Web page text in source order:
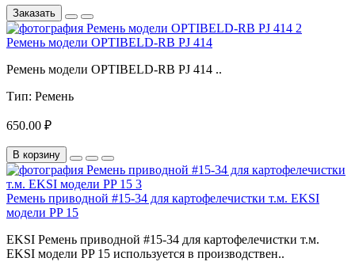
Заказать
Ремень модели OPTIBELD-RB PJ 414
Ремень модели OPTIBELD-RB PJ 414 ..
Тип: Ремень
650.00 ₽
В корзину
Ремень приводной #15-34 для картофелечистки т.м. EKSI
модели PP 15
EKSI Ремень приводной #15-34 для картофелечистки т.м.
EKSI модели PP 15 используется в производствен..